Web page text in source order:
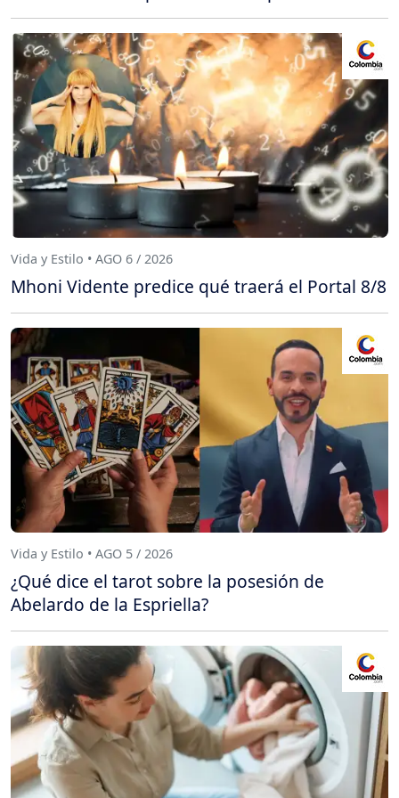
Vida y Estilo • AGO 6 / 2026
Mhoni Vidente predice qué traerá el Portal 8/8
Vida y Estilo • AGO 5 / 2026
¿Qué dice el tarot sobre la posesión de
Abelardo de la Espriella?